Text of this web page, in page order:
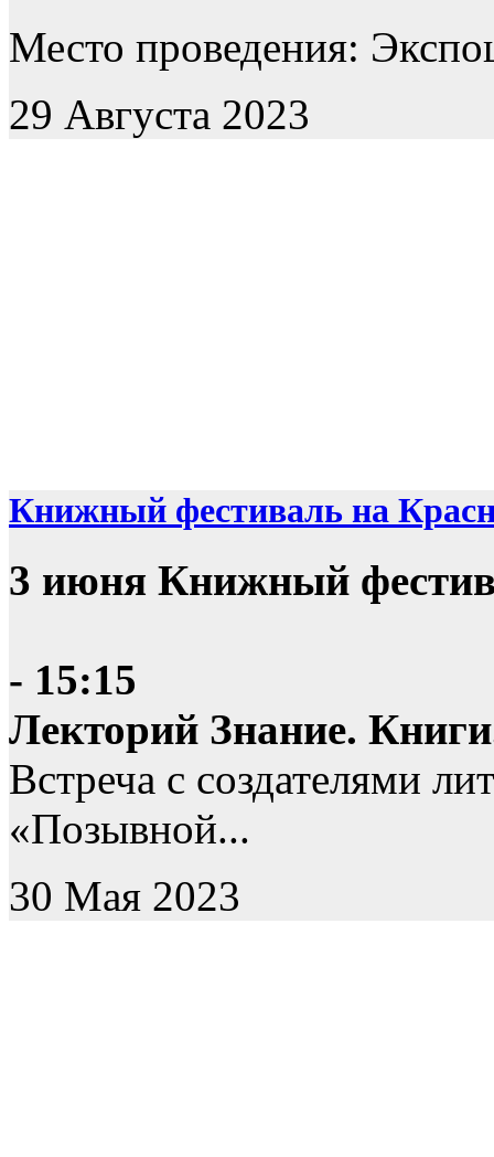
Место проведения:
29 Августа 2023
Книжный фестиваль на
3 июня Книжный
- 15:15
Лекторий Знание.
Встреча с создателями
«Позывной...
30 Мая 2023